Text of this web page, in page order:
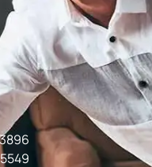
Treinamento de Primeiro Socorros